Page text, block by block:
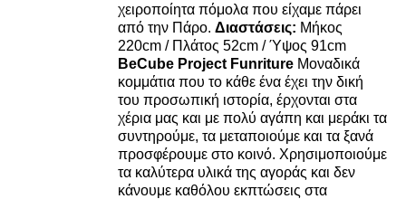
χειροποίητα πόμολα που είχαμε πάρει
από την Πάρο.Διαστάσεις: Μήκος
220cm / Πλάτος 52cm / Ύψος 91cm
BeCube Project Funriture Μοναδικά
κομμάτια που το κάθε ένα έχει την δική
του προσωπική ιστορία, έρχονται στα
χέρια μας και με πολύ αγάπη και μεράκι τα
συντηρούμε, τα μεταποιούμε και τα ξανά
προσφέρουμε στο κοινό. Χρησιμοποιούμε
τα καλύτερα υλικά της αγοράς και δεν
κάνουμε καθόλου εκπτώσεις στα